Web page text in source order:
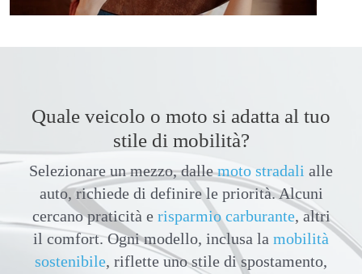
Quale veicolo o moto si adatta al tuo
stile di mobilità?
Selezionare un mezzo, dallemoto stradali alle
auto, richiede di definire le priorità. Alcuni
cercano praticità e risparmio carburante, altri
il comfort. Ogni modello, inclusa la mobilità
sostenibile, riflette uno stile di spostamento,